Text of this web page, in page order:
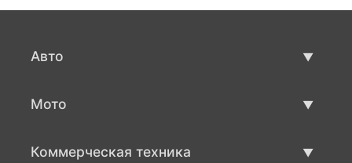
Авто
Мото
Коммерческая техника